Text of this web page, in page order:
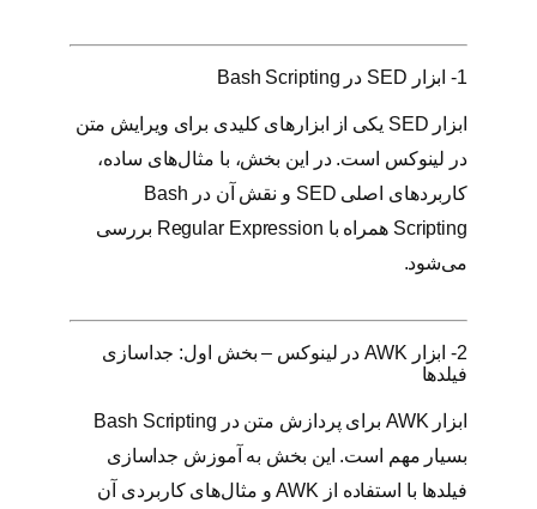
1- ابزار SED در Bash Scripting
ابزار SED یکی از ابزارهای کلیدی برای ویرایش متن
در لینوکس است. در این بخش، با مثال‌های ساده،
کاربردهای اصلی SED و نقش آن در Bash
Scripting همراه با Regular Expression بررسی
می‌شود.
2- ابزار AWK در لینوکس – بخش اول: جداسازی
فیلدها
ابزار AWK برای پردازش متن در Bash Scripting
بسیار مهم است. این بخش به آموزش جداسازی
فیلدها با استفاده از AWK و مثال‌های کاربردی آن